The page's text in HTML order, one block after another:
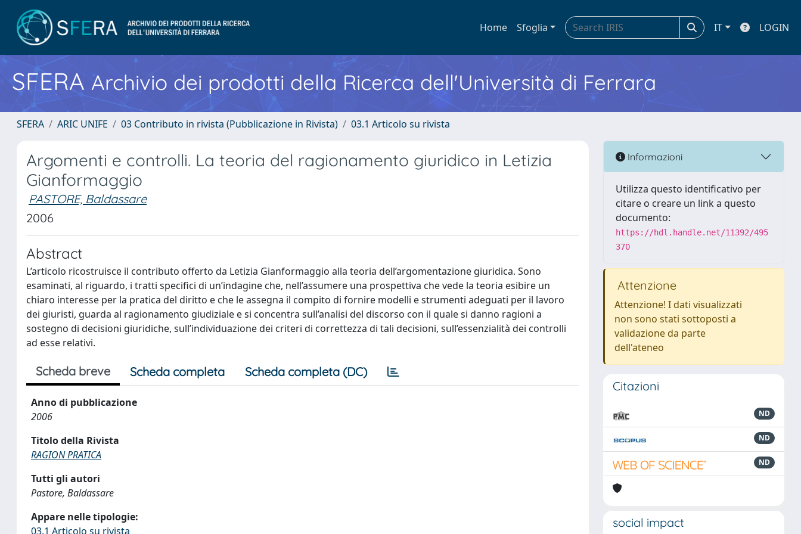
Home Sfoglia IT LOGIN
SFERA Archivio dei prodotti della Ricerca dell'Università di Ferrara
SFERA ARIC UNIFE 03 Contributo in rivista (Pubblicazione in Rivista) 03.1 Articolo su rivista
Argomenti e controlli. La teoria del ragionamento giuridico in Letizia
Gianformaggio
PASTORE, Baldassare
2006
Abstract
L’articolo ricostruisce il contributo offerto da Letizia Gianformaggio alla teoria dell’argomentazione giuridica. Sono
esaminati, al riguardo, i tratti specifici di un’indagine che, nell’assumere una prospettiva che vede la teoria esibire un
chiaro interesse per la pratica del diritto e che le assegna il compito di fornire modelli e strumenti adeguati per il lavoro
dei giuristi, guarda al ragionamento giudiziale e si concentra sull’analisi del discorso con il quale si danno ragioni a
sostegno di decisioni giuridiche, sull’individuazione dei criteri di correttezza di tali decisioni, sull’essenzialità dei controlli
ad esse relativi.
Scheda breve Scheda completa Scheda completa (DC)
Anno di pubblicazione
2006
Titolo della Rivista
RAGION PRATICA
Tutti gli autori
Pastore, Baldassare
Appare nelle tipologie:
03.1 Articolo su rivista
Informazioni
Utilizza questo identificativo per
citare o creare un link a questo
documento:
https://hdl.handle.net/11392/495
370
Attenzione
Attenzione! I dati visualizzati
non sono stati sottoposti a
validazione da parte
dell'ateneo
Citazioni
ND
ND
ND
social impact